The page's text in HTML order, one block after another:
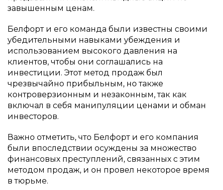
завышенным ценам.
Белфорт и его команда были известны своими
убедительными навыками убеждения и
использованием высокого давления на
клиентов, чтобы они соглашались на
инвестиции. Этот метод продаж был
чрезвычайно прибыльным, но также
контроверзионным и незаконным, так как
включал в себя манипуляции ценами и обман
инвесторов.
Важно отметить, что Белфорт и его компания
были впоследствии осуждены за множество
финансовых преступлений, связанных с этим
методом продаж, и он провел некоторое время
в тюрьме.